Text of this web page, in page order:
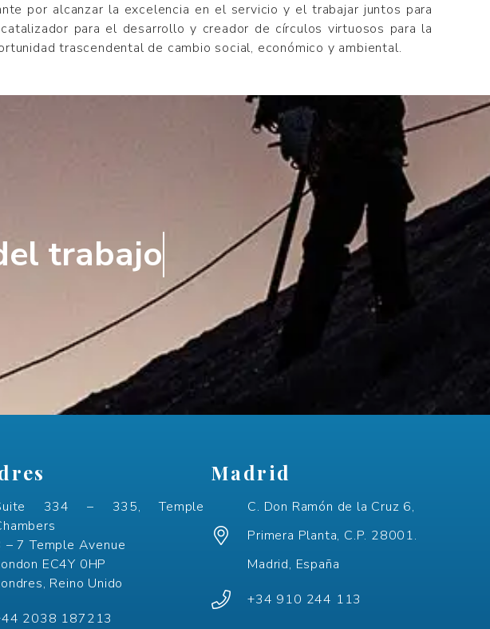
por alcanzar la excelencia en el servicio y el trabajar juntos para
para el desarrollo y creador de círculos virtuosos para la
trascendental de cambio social, económico y ambiental.
334 – 335, Temple
– 7 Temple Avenue
EC4Y 0HP
Reino Unido
2038 187213
Madrid
C. Don Ramón de la Cruz 6,
Primera Planta, C.P. 28001.
Madrid, España
+34 910 244 113